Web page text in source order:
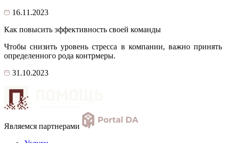
16.11.2023
Как повысить эффективность своей команды
Чтобы снизить уровень стресса в компании, важно принять
определенного рода контрмеры.
31.10.2023
Являемся партнерами